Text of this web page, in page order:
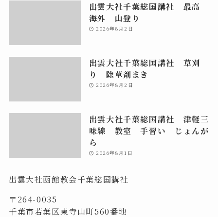
出雲大社千葉総国講社 最高
海外 山登り
2026年8月2日
出雲大社千葉総国講社 草刈
り 除草剤まき
2026年8月2日
出雲大社千葉総国講社 津軽三
味線 教室 手習い じょんが
ら
2026年8月1日
出雲大社函館教会千葉総国講社
〒264-0035
千葉市若葉区東寺山町560番地